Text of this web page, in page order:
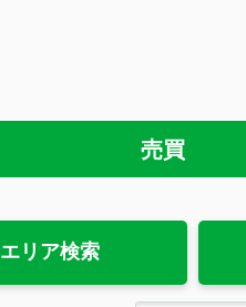
売買
エリア検索